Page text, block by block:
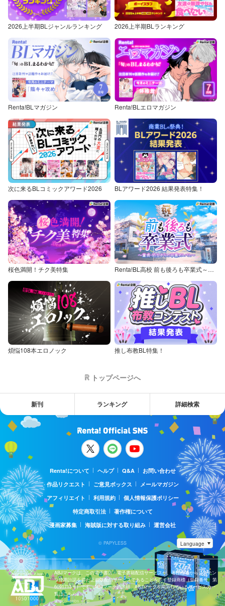
2026上半期BLジャンルランキング 2026上半期BLランキング
Renta!BLマガジン Renta!BLエロマガジン
次に来るBLコミックアワード2026 BLアワード2026 結果発表特集！
桜色満開！チク美特集 Renta!BL高校 前も後ろも卒業式～童貞・処女からの卒業アルバム～
煩悩108本エロノック 推し布教BL特集！
トップページへ
新刊 ランキング 詳細検索
Renta!について ヘルプ Q&A
お問い合わせ
作品リクエスト
ご意見ボックス
メールマガジン
アフィリエイト
利用規約
個人情報保護ポリシー
特定商取引法
著作権について
漫画家募集
海賊版に対する取り組み 運営会社
© PAPYLESS
ABJマークは、この電子書店・電子書籍配信サービスが、著作権者からコンテン
ツ使用許諾を得た正規版配信サービスであることを示す登録商標（登録番号 第
6091713号）です。ABJマークの詳細、ABJマークを掲示しているサービスの一
覧はこちら。
https://aebs.or.jp